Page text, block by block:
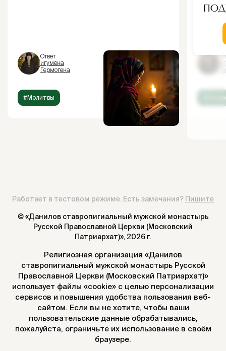
Ответ
игумена
Гермогена
#Молитвы
Работает в тестовом режиме. Есть замечания? Пишите
© «Данилов ставропигиальный мужской монастырь
Русской Православной Церкви (Московский
Патриархат)», 2026 г.
Религиозная организация «Данилов
ставропигиальный мужской монастырь Русской
Православной Церкви (Московский Патриархат)»
использует файлы «cookie» с целью персонализации
сервисов и повышения удобства пользования веб-
сайтом. Если вы не хотите, чтобы ваши
пользовательские данные обрабатывались,
пожалуйста, ограничьте их использование в своём
браузере.